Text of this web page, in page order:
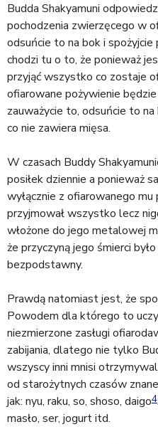
Budda Shakyamuni
pochodzenia zwierzęcego w
odsuńcie to na bok i spożyjcie
chodzi tu o to, że ponieważ
przyjąć wszystko co zostaje
ofiarowane pożywienie
zauważycie to, odsuńcie to
co nie zawiera mięsa.
W czasach Buddy
posiłek dziennie a ponieważ
wyłącznie z ofiarowanego
przyjmował wszystko lecz
włożone do jego metalowej
że przyczyną jego śmierci
bezpodstawny.
Prawdą natomiast jest, że
Powodem dla którego to
niezmierzone zasługi
zabijania, dlatego nie tylko
wszyscy inni mnisi
od starożytnych czasów
jak: nyu, raku, so, shoso, daigo4
masło, ser, jogurt itd.